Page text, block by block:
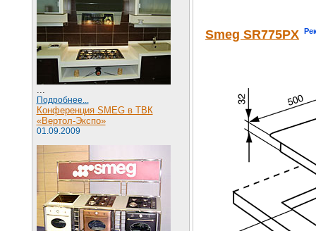
...
Подробнее...
Конференция SMEG в ТВК
«Вертол-Экспо»
01.09.2009
Smeg SR775PX